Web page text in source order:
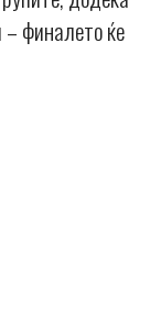
– финалето ќе